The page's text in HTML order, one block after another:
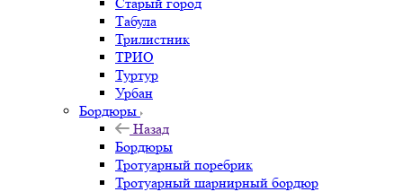
Табула
Трилистник
ТРИО
Туртур
Урбан
Бордюры
Назад
Бордюры
Тротуарный поребрик
Тротуарный шарнирный бордюр